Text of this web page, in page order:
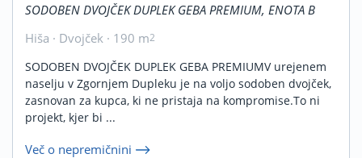
SODOBEN DVOJČEK DUPLEK GEBA PREMIUM, ENOTA B
Hiša · Dvojček · 190 m2
SODOBEN DVOJČEK DUPLEK GEBA PREMIUMV urejenem
naselju v Zgornjem Dupleku je na voljo sodoben dvojček,
zasnovan za kupca, ki ne pristaja na kompromise.To ni
projekt, kjer bi ...
Več o nepremičnini